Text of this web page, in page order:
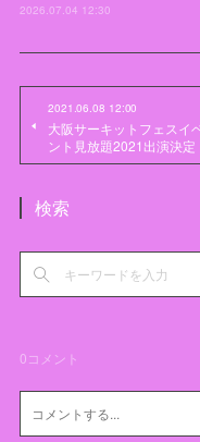
2026.07.04 12:30
2021.06.08 12:00
大阪サーキットフェスイ
ント見放題2021出演決定
検索
0コメント